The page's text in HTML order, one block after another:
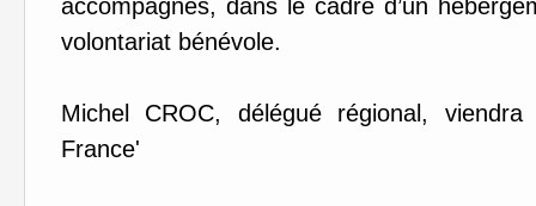
accompagnés, dans le cadre d’un
volontariat bénévole.
Michel CROC, délégué régional, viendra
France'